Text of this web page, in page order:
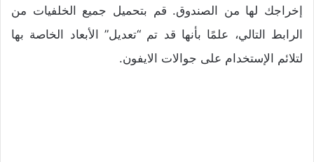
إخراجك لها من الصندوق. قم بتحميل جميع الخلفيات من
الرابط التالي، علمًا بأنها قد تم “تعديل” الأبعاد الخاصة بها
لتلائم الإستخدام على جوالات الايفون.